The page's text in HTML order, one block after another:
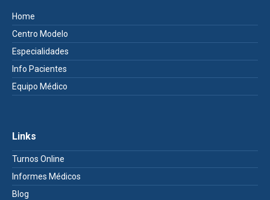
Home
Centro Modelo
Especialidades
Info Pacientes
Equipo Médico
Links
Turnos Online
Informes Médicos
Blog